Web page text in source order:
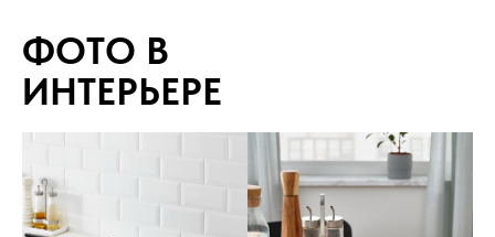
ФОТО В
ИНТЕРЬЕРЕ